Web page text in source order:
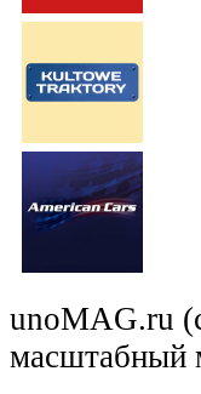
unoMAG.ru
масштабный